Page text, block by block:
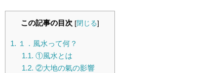
この記事の目次 [閉じる]
1. １．風水って何？
1.1. ①風水とは
1.2. ②大地の氣の影響